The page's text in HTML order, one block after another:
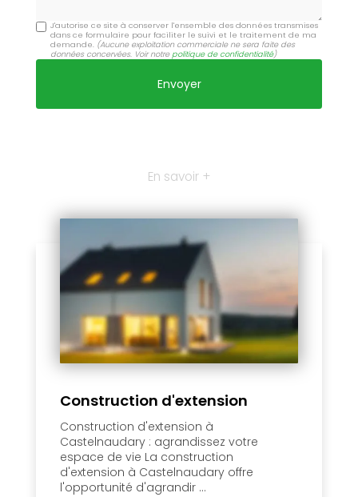
J'autorise ce site à conserver l'ensemble des données transmises
dans ce formulaire pour faciliter le suivi et le traitement de ma
demande. (Aucune exploitation commerciale ne sera faite des
données concervées. Voir notrepolitique de confidentialité)
En savoir +
Construction d'extension
Construction d'extension à
Castelnaudary : agrandissez votre
espace de vie La construction
d'extension à Castelnaudary offre
l'opportunité d'agrandir ...